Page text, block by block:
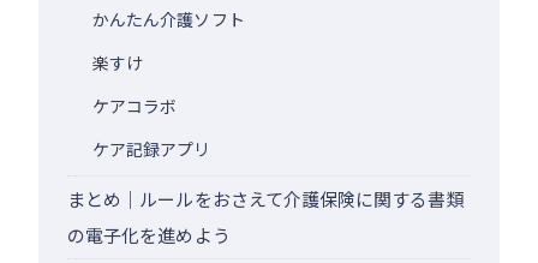
かんたん介護ソフト
楽すけ
ケアコラボ
ケア記録アプリ
まとめ｜ルールをおさえて介護保険に関する書類
の電子化を進めよう